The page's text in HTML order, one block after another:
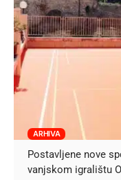
ARHIVA
Postavljene nove
vanjskom igralištu